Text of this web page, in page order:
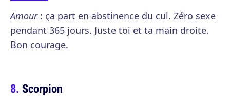
Amour: ça part en abstinence du cul. Zéro sexe
pendant 365 jours. Juste toi et ta main droite.
Bon courage.
Scorpion